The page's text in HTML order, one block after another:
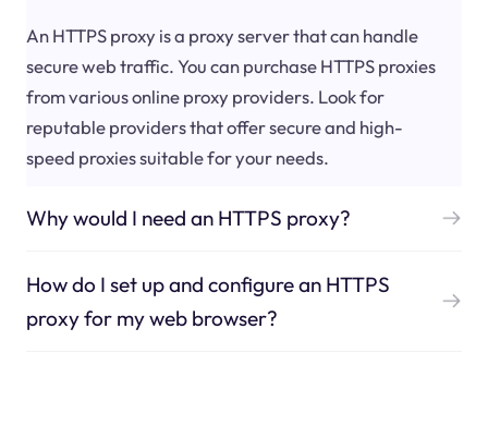
An HTTPS proxy is a proxy server that can handle
secure web traffic. You can purchase HTTPS proxies
from various online proxy providers. Look for
reputable providers that offer secure and high-
speed proxies suitable for your needs.
Why would I need an HTTPS proxy?
How do I set up and configure an HTTPS
proxy for my web browser?